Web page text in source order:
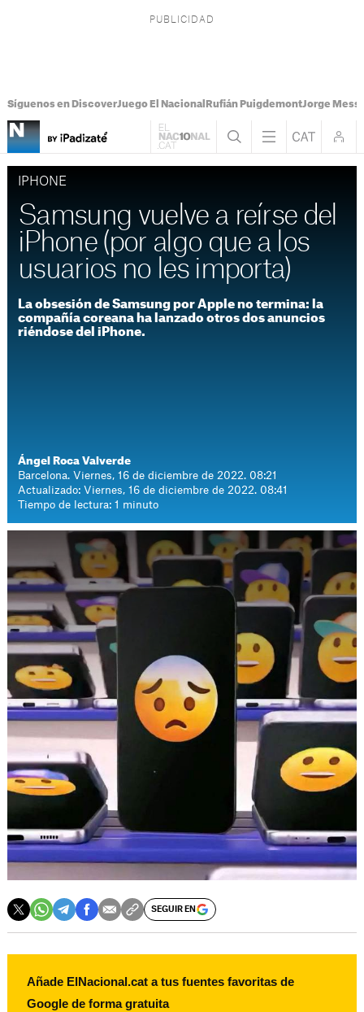
Síguenos en DiscoverJuego El Nacional Rufián PuigdemontJorge Messi
IPHONE
Samsung vuelve a reírse del
iPhone (por algo que a los
usuarios no les importa)
La obsesión de Samsung por Apple no termina: la
compañía coreana ha lanzado otros dos anuncios
riéndose del iPhone.
Ángel Roca Valverde
Barcelona. Viernes, 16 de diciembre de 2022. 08:21
Actualizado: Viernes, 16 de diciembre de 2022. 08:41
Tiempo de lectura: 1 minuto
SEGUIR EN
Añade ElNacional.cat a tus fuentes favoritas de
Google de forma gratuita